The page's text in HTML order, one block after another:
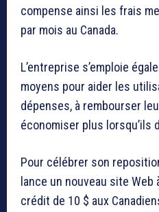
compense ainsi les frais
par mois au Canada.
L’entreprise s’emploie
moyens pour aider les
dépenses, à rembourser
économiser plus lorsqu’ils
Pour célébrer son
lance un nouveau site Web
crédit de 10 $ aux